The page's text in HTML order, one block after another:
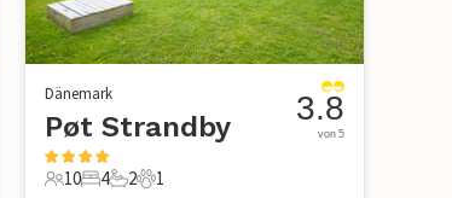
Dänemark
Pøt Strandby
10 Gäste
10
4 Schlafzimmer
4
2 Badezimmer
2
1 Haustier
1
3.8
von 5